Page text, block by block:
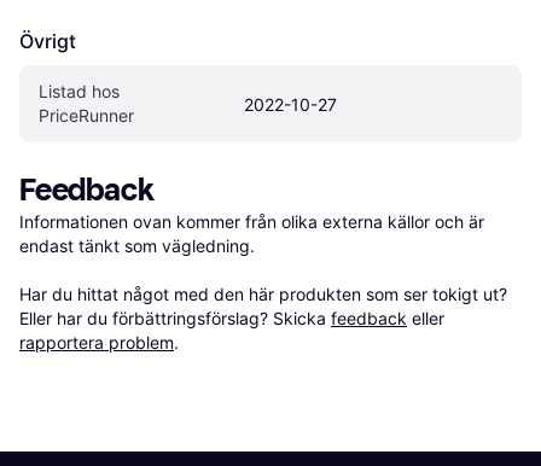
Övrigt
Listad hos
PriceRunner
2022-10-27
Feedback
Informationen ovan kommer från olika externa källor och är
endast tänkt som vägledning.
Har du hittat något med den här produkten som ser tokigt ut?
Eller har du förbättringsförslag? Skicka feedback eller
rapportera problem.